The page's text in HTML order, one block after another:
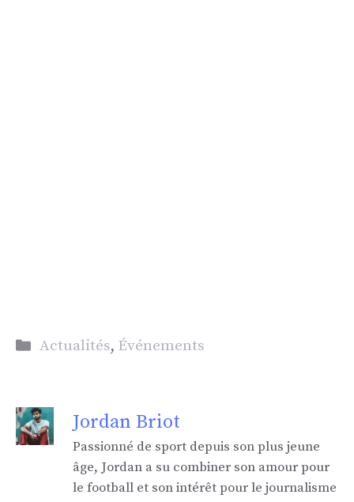
Catégories
Actualités, Événements
Jordan Briot
Passionné de sport depuis son plus jeune
âge, Jordan a su combiner son amour pour
le football et son intérêt pour le journalisme